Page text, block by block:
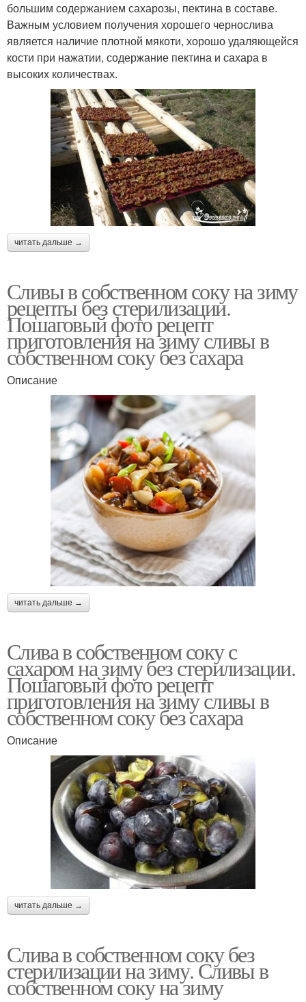
большим содержанием сахарозы, пектина в составе.
Важным условием получения хорошего чернослива
является наличие плотной мякоти, хорошо удаляющейся
кости при нажатии, содержание пектина и сахара в
высоких количествах.
читать дальше →
Сливы в собственном соку на зиму
рецепты без стерилизации.
Пошаговый фото рецепт
приготовления на зиму сливы в
собственном соку без сахара
Описание
читать дальше →
Слива в собственном соку с
сахаром на зиму без стерилизации.
Пошаговый фото рецепт
приготовления на зиму сливы в
собственном соку без сахара
Описание
читать дальше →
Слива в собственном соку без
стерилизации на зиму. Сливы в
собственном соку на зиму